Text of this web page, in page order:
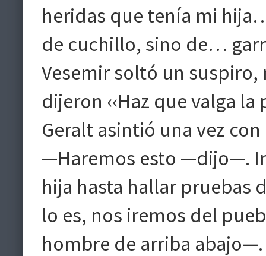
heridas que tenía mi
de cuchillo, sino de…
Vesemir soltó un
dijeron ‹‹Haz que valga la
Geralt asintió una vez con
—Haremos esto —dijo—.
hija hasta hallar pruebas
lo es, nos iremos del
hombre de arriba